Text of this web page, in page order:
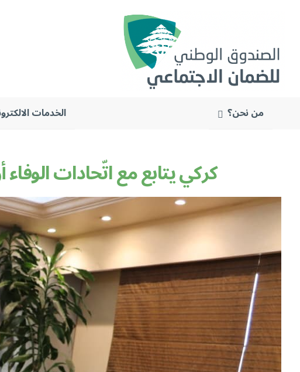
من نحن؟ الخدمات
كركي يتابع مع اتّحادات